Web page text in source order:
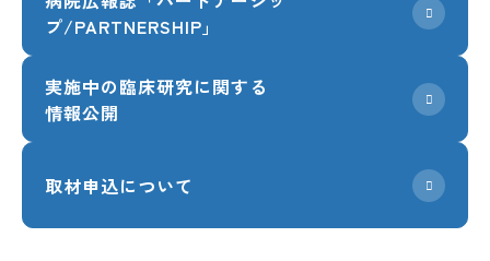
プ/PARTNERSHIP」
実施中の臨床研究に関する
情報公開
取材申込について